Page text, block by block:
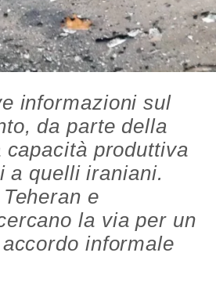
informazioni sul
da parte della
produttiva
a quelli iraniani.
e
la via per un
informale